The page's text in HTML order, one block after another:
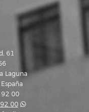
61
Laguna
92 00
00